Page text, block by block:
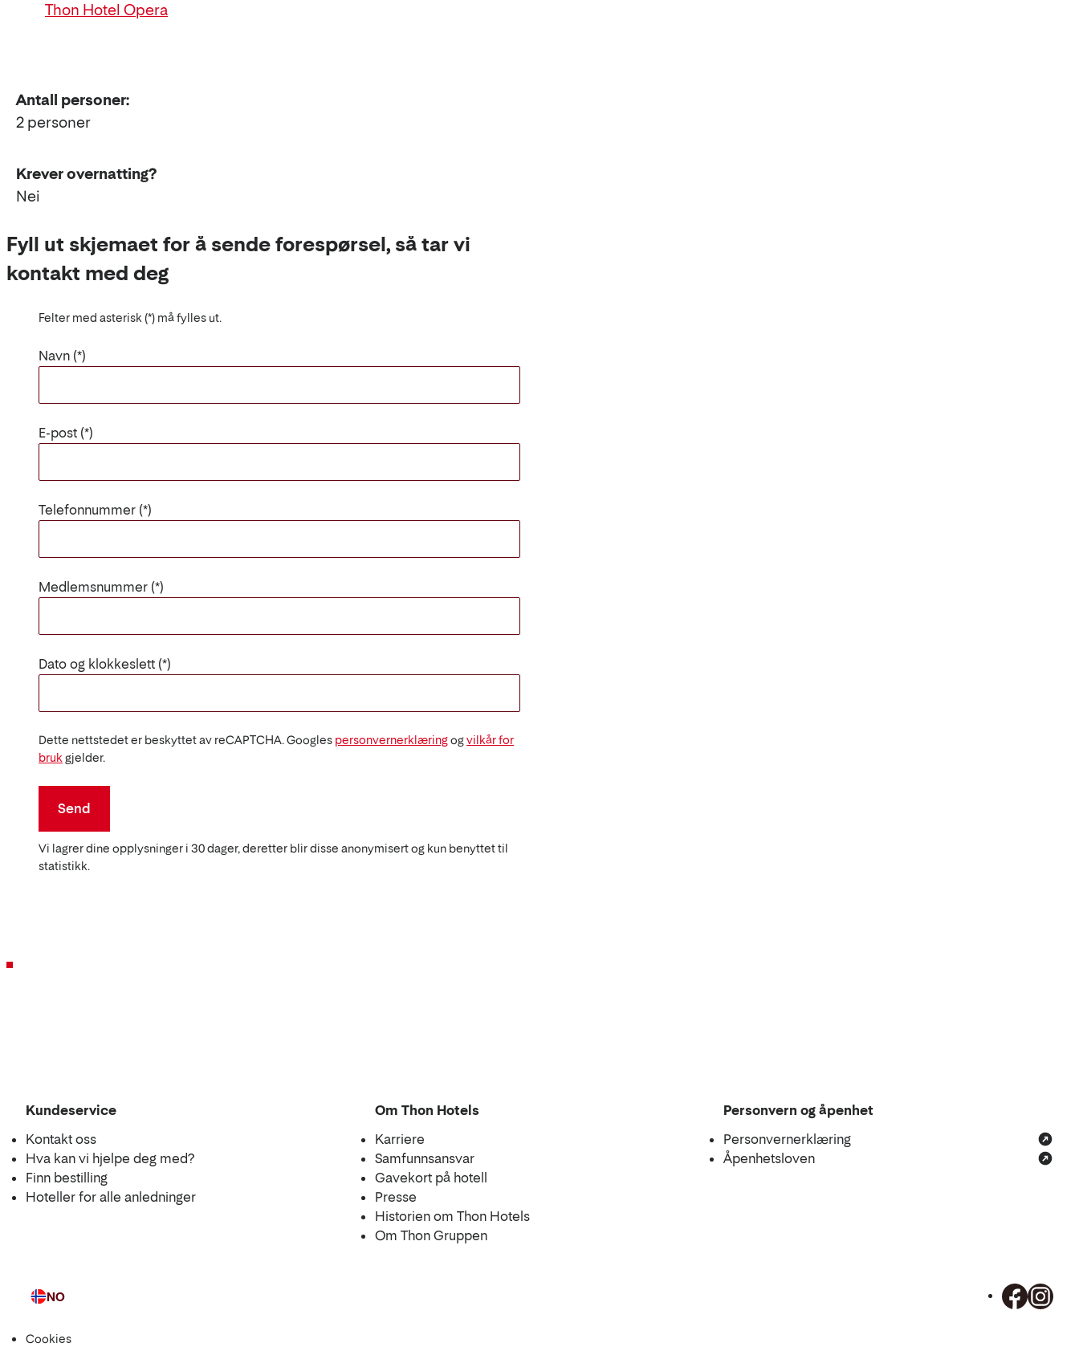
Thon Hotel Opera
Antall personer:
2 personer
Krever overnatting?
Nei
Fyll ut skjemaet for å sende forespørsel, så tar vi
kontakt med deg
Felter med asterisk (*) må fylles ut.
Navn
E-post
Telefonnummer
Medlemsnummer
Dato og klokkeslett
Dette nettstedet er beskyttet av reCAPTCHA. Googles personvernerklæringogvilkår for
bruk gjelder.
Send
Vi lagrer dine opplysninger i 30 dager, deretter blir disse anonymisert og kun benyttet til
statistikk.
Kundeservice
Kontakt oss
Hva kan vi hjelpe deg med?
Finn bestilling
Hoteller for alle anledninger
Om Thon Hotels
Karriere
Samfunnsansvar
Gavekort på hotell
Presse
Historien om Thon Hotels
Om Thon Gruppen
Personvern og åpenhet
Personvernerklæring
Åpenhetsloven
Språk
NO
Cookies